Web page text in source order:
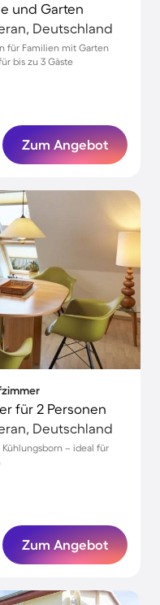
und Garten
Deutschland
für Familien mit Garten
bis zu 3 Gäste
Zum Angebot
für 2 Personen
Deutschland
– ideal für
Zum Angebot